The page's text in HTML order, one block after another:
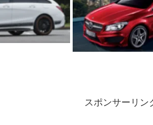
スポンサーリン